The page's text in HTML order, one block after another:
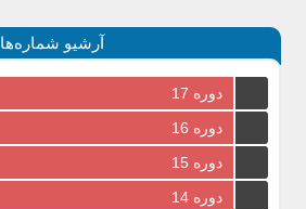
آرشیو شماره‌ها
دوره 17
دوره 16
دوره 15
دوره 14